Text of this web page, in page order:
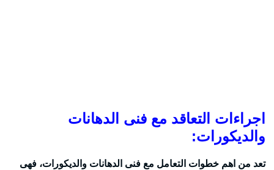
اجراءات التعاقد مع فنى الدهانات
والديكورات:
تعد من اهم خطوات التعامل مع فنى الدهانات والديكورات، فهى